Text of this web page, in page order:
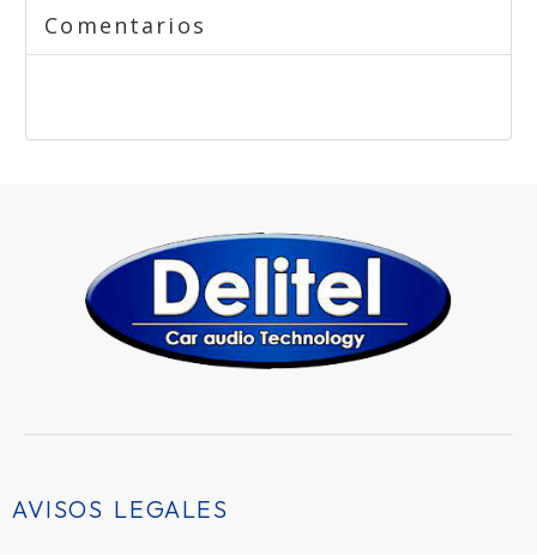
Comentarios
AVISOS LEGALES